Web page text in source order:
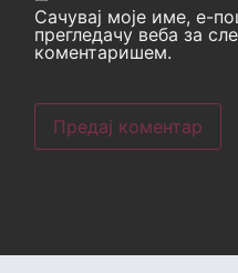
Сачувај моје име, е-
прегледачу веба за
коментаришем.